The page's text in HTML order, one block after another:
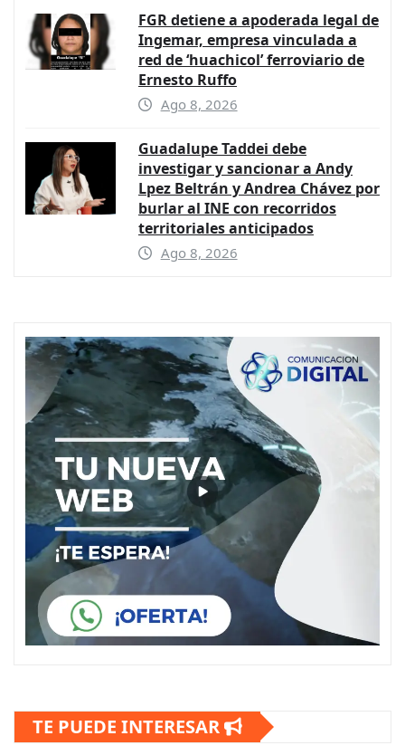
FGR detiene a apoderada legal de
Ingemar, empresa vinculada a
red de ‘huachicol’ ferroviario de
Ernesto Ruffo
Ago 8, 2026
Guadalupe Taddei debe
investigar y sancionar a Andy
Lpez Beltrán y Andrea Chávez por
burlar al INE con recorridos
territoriales anticipados
Ago 8, 2026
TE PUEDE INTERESAR